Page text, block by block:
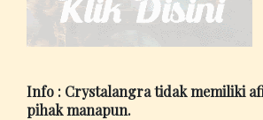
Info : Crystalangra tidak memiliki
pihak manapun.